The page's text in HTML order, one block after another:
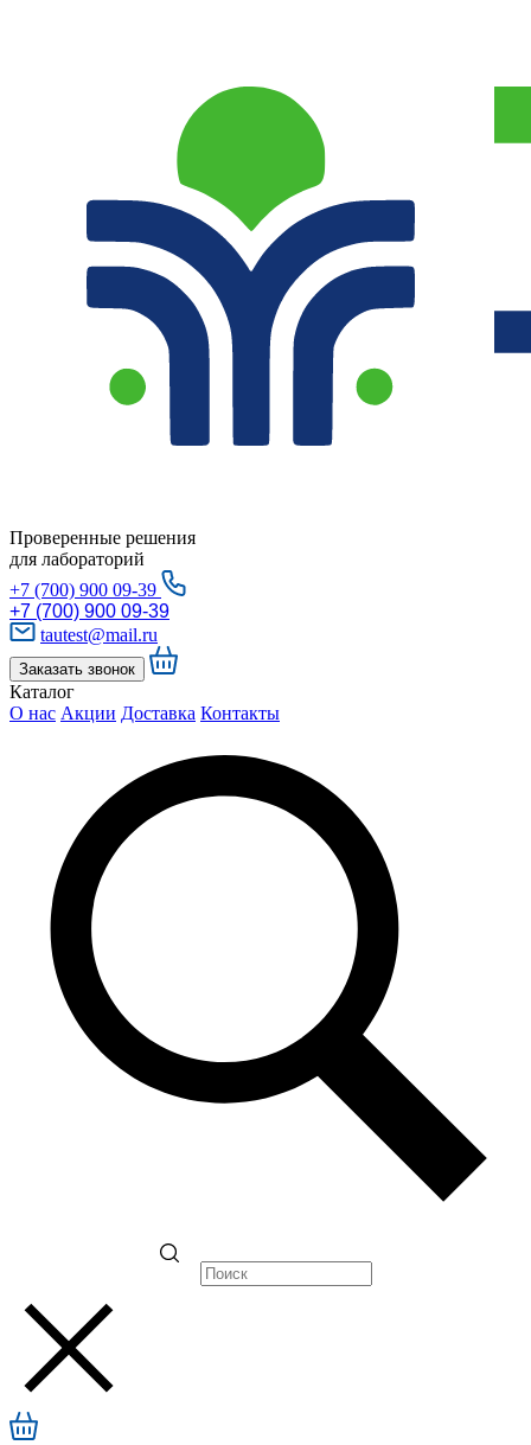
Проверенные решения
для лабораторий
+7 (700) 900 09-39
+7 (700) 900 09-39
tautest@mail.ru
Заказать звонок
Каталог
О нас Акции Доставка Контакты